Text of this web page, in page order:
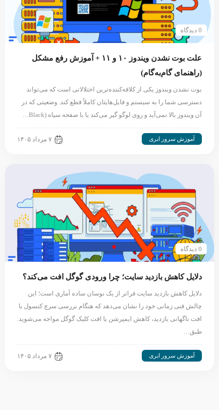
0 دیدگاه
علت بوت نشدن ویندوز ۱۰ و ۱۱ + آموزش رفع مشکل
(راهنمای گام‌به‌گام)
بوت نشدن ویندوز یکی از کلافه‌کننده‌ترین اختلالاتی است که می‌تواند
دسترسی شما را به سیستم و فایل‌هایتان کاملاً قطع کند. وضعیتی که در
آن ویندوز بالا نمی‌آید و روی لوگو گیر می‌کند یا با صفحه سیاه (Black…
آموزش سرور ابری ۷ مرداد ۱۴۰۵
0 دیدگاه
دلایل کاهش بازدید سایت؛ چرا ورودی گوگل افت می‌کند؟
دلایل کاهش بازدید سایت فراتر از یک نوسان ساده آماری است؛ این
چالش فنی زمانی خود را نشان می‌دهد که هنگام بررسی سرچ کنسول با
افت ناگهانی بازدید، کاهش ایمپرشن یا افت کلیک گوگل مواجه می‌شوید.
طبق…
آموزش سرور ابری ۷ مرداد ۱۴۰۵